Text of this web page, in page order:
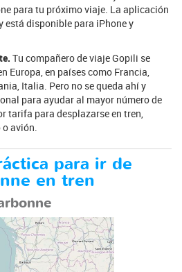
para tu próximo viaje. La aplicación
está disponible para iPhone y
Tu compañero de viaje Gopili se
Europa, en países como Francia,
Italia. Pero no se queda ahí y
para ayudar al mayor número de
tarifa para desplazarse en tren,
avión.
para ir de
en tren